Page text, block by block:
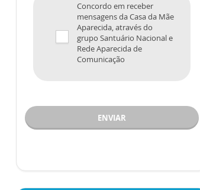
Concordo em receber
mensagens da Casa da Mãe
Aparecida, através do
grupo Santuário Nacional e
Rede Aparecida de
Comunicação
ENVIAR